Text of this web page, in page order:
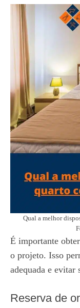
Qual a melhor
É importante
o projeto. Isso
adequada e evitar
Reserva de